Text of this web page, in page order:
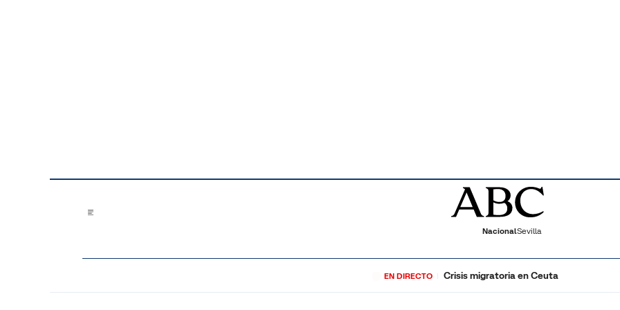
NacionalSevilla
EN DIRECTO Crisis migratoria en Ceuta